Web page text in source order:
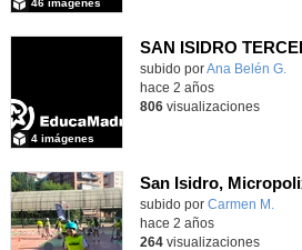
46 imágenes
SAN ISIDRO
subido porAna Belén G.
4 imágenes
hace 2 años
806visualizaciones
San Isidro,
subido por Carmen M.
hace 2 años
264visualizaciones